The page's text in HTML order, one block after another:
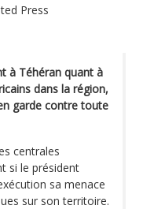
Press
à Téhéran quant à
dans la région,
garde contre toute
centrales
si le président
sa menace
sur son territoire.